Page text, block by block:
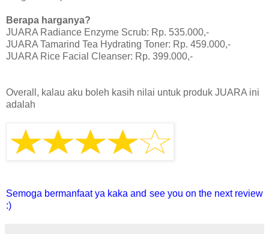
Berapa harganya?
JUARA Radiance Enzyme Scrub: Rp. 535.000,-
JUARA Tamarind Tea Hydrating Toner: Rp. 459.000,-
JUARA Rice Facial Cleanser: Rp. 399.000,-
Overall, kalau aku boleh kasih nilai untuk produk JUARA ini
adalah
Semoga bermanfaat ya kaka and see you on the next review
:)